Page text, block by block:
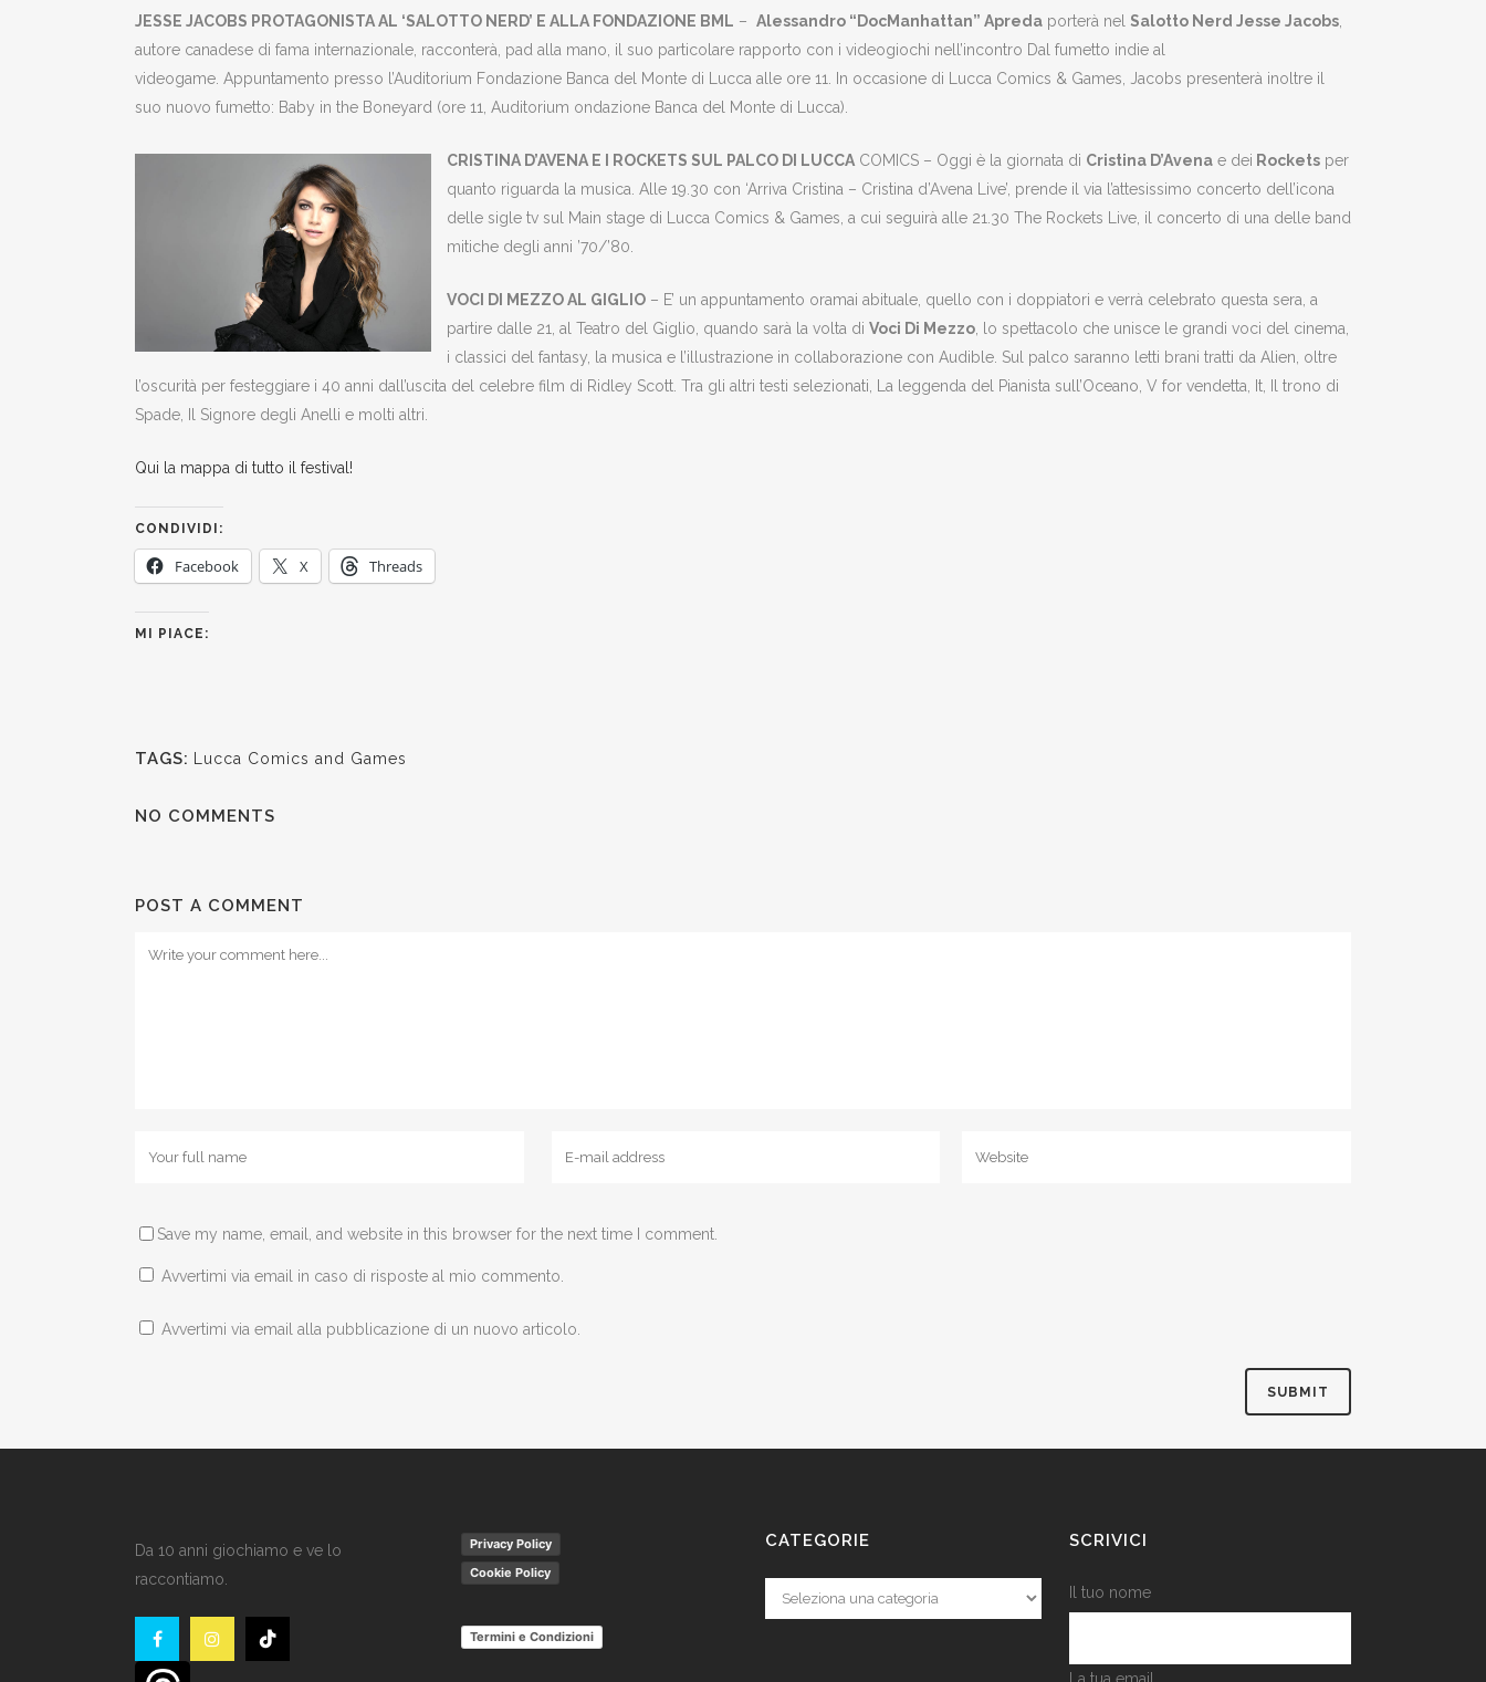
JESSE JACOBS PROTAGONISTA AL ‘SALOTTO NERD’ E ALLA FONDAZIONE BML – Alessandro “DocManhattan” Apreda porterà nel Salotto Nerd Jesse Jacobs
autore canadese di fama internazionale, racconterà, pad alla mano, il suo particolare rapporto con i videogiochi nell’incontro Dal fumetto indie al
videogame. Appuntamento presso l’Auditorium Fondazione Banca del Monte di Lucca alle ore 11. In occasione di Lucca Comics & Games, Jacobs presenterà inoltre il
suo nuovo fumetto: Baby in the Boneyard (ore 11, Auditorium ondazione Banca del Monte di Lucca).
CRISTINA D’AVENA E I ROCKETS SUL PALCO DI LUCCA COMICS – Oggi è la giornata di Cristina D’Avena e dei Rockets per
quanto riguarda la musica. Alle 19.30 con ‘Arriva Cristina – Cristina d’Avena Live’, prende il via l’attesissimo concerto dell’icona
delle sigle tv sul Main stage di Lucca Comics & Games, a cui seguirà alle 21.30 The Rockets Live, il concerto di una delle band
mitiche degli anni ’70/’80.
VOCI DI MEZZO AL GIGLIO – E’ un appuntamento oramai abituale, quello con i doppiatori e verrà celebrato questa sera, a
partire dalle 21, al Teatro del Giglio, quando sarà la volta di Voci Di Mezzo , lo spettacolo che unisce le grandi voci del cinema,
i classici del fantasy, la musica e l’illustrazione in collaborazione con Audible. Sul palco saranno letti brani tratti da Alien, oltre
l’oscurità per festeggiare i 40 anni dall’uscita del celebre film di Ridley Scott. Tra gli altri testi selezionati, La leggenda del Pianista sull’Oceano, V for vendetta, It, Il trono di
Spade, Il Signore degli Anelli e molti altri.
Qui la mappa di tutto il festival!
CONDIVIDI:
Facebook X Threads
MI PIACE:
TAGS: Lucca Comics and Games
NO COMMENTS
POST A COMMENT
Save my name, email, and website in this browser for the next time I comment.
Avvertimi via email in caso di risposte al mio commento.
Avvertimi via email alla pubblicazione di un nuovo articolo.
Da 10 anni giochiamo e ve lo
raccontiamo.
Privacy Policy
Cookie Policy
Termini e Condizioni
CATEGORIE
Categorie
SCRIVICI
Il tuo nome